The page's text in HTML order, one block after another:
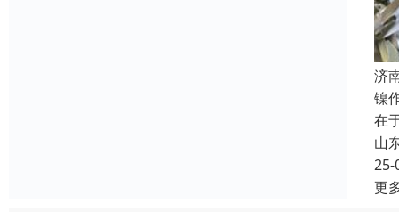
济
镍
在
山
25-
更